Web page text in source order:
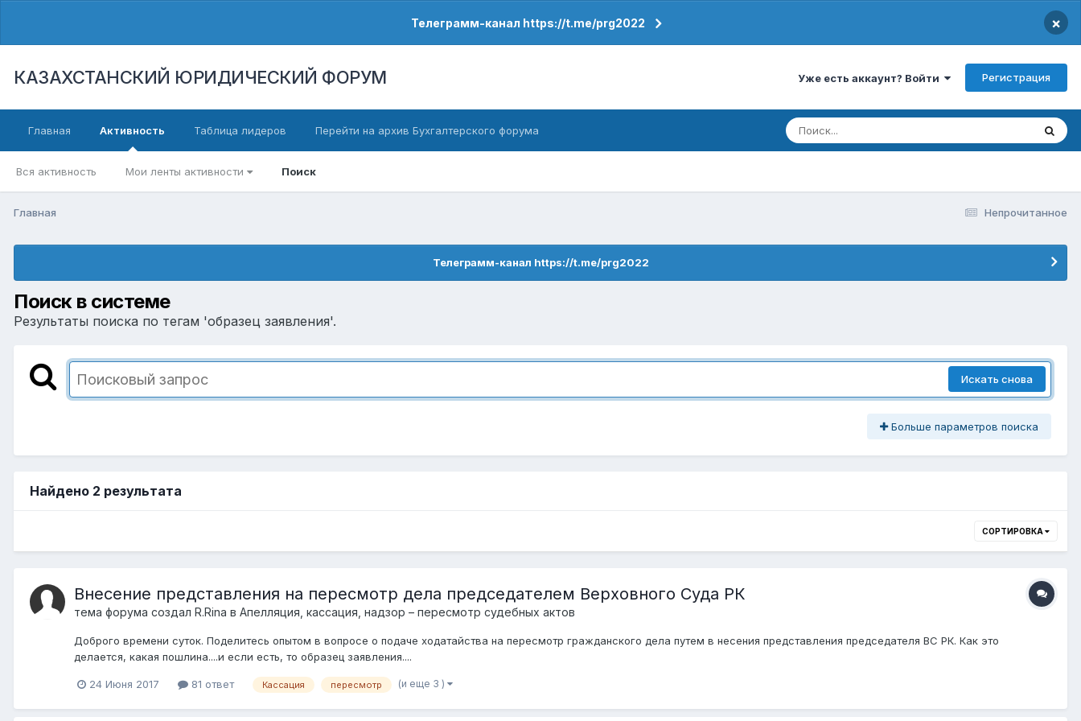
Телеграмм-канал https://t.me/prg2022 ×
КАЗАХСТАНСКИЙ ЮРИДИЧЕСКИЙ ФОРУМ Уже есть аккаунт? Войти Регистрация
Главная Активность
Вся активность Мои ленты активности Поиск
Таблица лидеров Перейти на архив Бухгалтерского форума
Непрочитанное
Главная
Телеграмм-канал https://t.me/prg2022
Поиск в системе
Результаты поиска по тегам 'образец заявления'.
Искать снова
Больше параметров поиска
Найдено 2 результата
СОРТИРОВКА
Внесение представления на пересмотр дела председателем Верховного Суда РК
тема форума создал R.Rina в Апелляция, кассация, надзор – пересмотр судебных актов
Доброго времени суток. Поделитесь опытом в вопросе о подаче ходатайства на пересмотр гражданского дела путем в несения представления председателя ВС РК. Как это
делается, какая пошлина....и если есть, то образец заявления....
24 Июня 2017 81 ответ Кассация пересмотр (и еще 3 )